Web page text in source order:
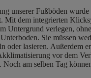
unserer Fußböden wurde
Mit dem integrierten
Untergrund verlegen,
Sie müssen
oder lasieren. Außerdem
vor dem
Noch am selben Tag